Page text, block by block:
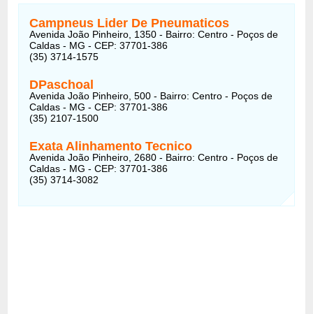
Campneus Lider De Pneumaticos
Avenida João Pinheiro, 1350 - Bairro: Centro - Poços de
Caldas - MG - CEP: 37701-386
(35) 3714-1575
DPaschoal
Avenida João Pinheiro, 500 - Bairro: Centro - Poços de
Caldas - MG - CEP: 37701-386
(35) 2107-1500
Exata Alinhamento Tecnico
Avenida João Pinheiro, 2680 - Bairro: Centro - Poços de
Caldas - MG - CEP: 37701-386
(35) 3714-3082